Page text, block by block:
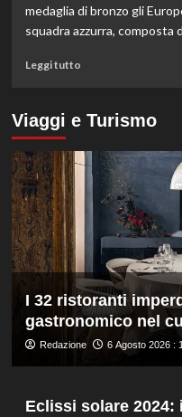
Masters
1000
in
due
medaglia di bronzo gli
squadra azzurra, composta
Leggi tuttoLeggi
su
Nuoto
artistico,
l’Italia
conquista
bronzo
europeo
nella
routine
acrobatica
a
squadre
Viaggi e Turismo
I 32 ristoranti
gastronomico nel
Redazione 6 Agosto 2026 :
Eclissi solare